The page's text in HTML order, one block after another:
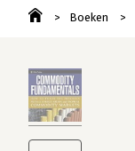
Boeken